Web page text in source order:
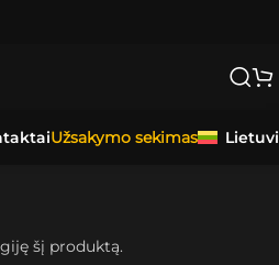
Užsakymo sekimas
šį produktą.